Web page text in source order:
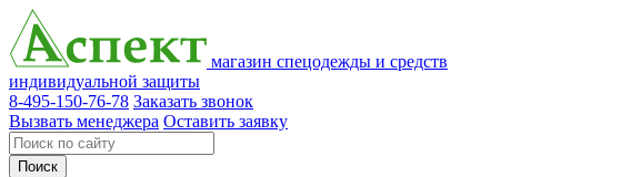
магазин спецодежды и средств
индивидуальной защиты
8-495-150-76-78 Заказать звонок
Вызвать менеджера Оставить заявку
Поиск